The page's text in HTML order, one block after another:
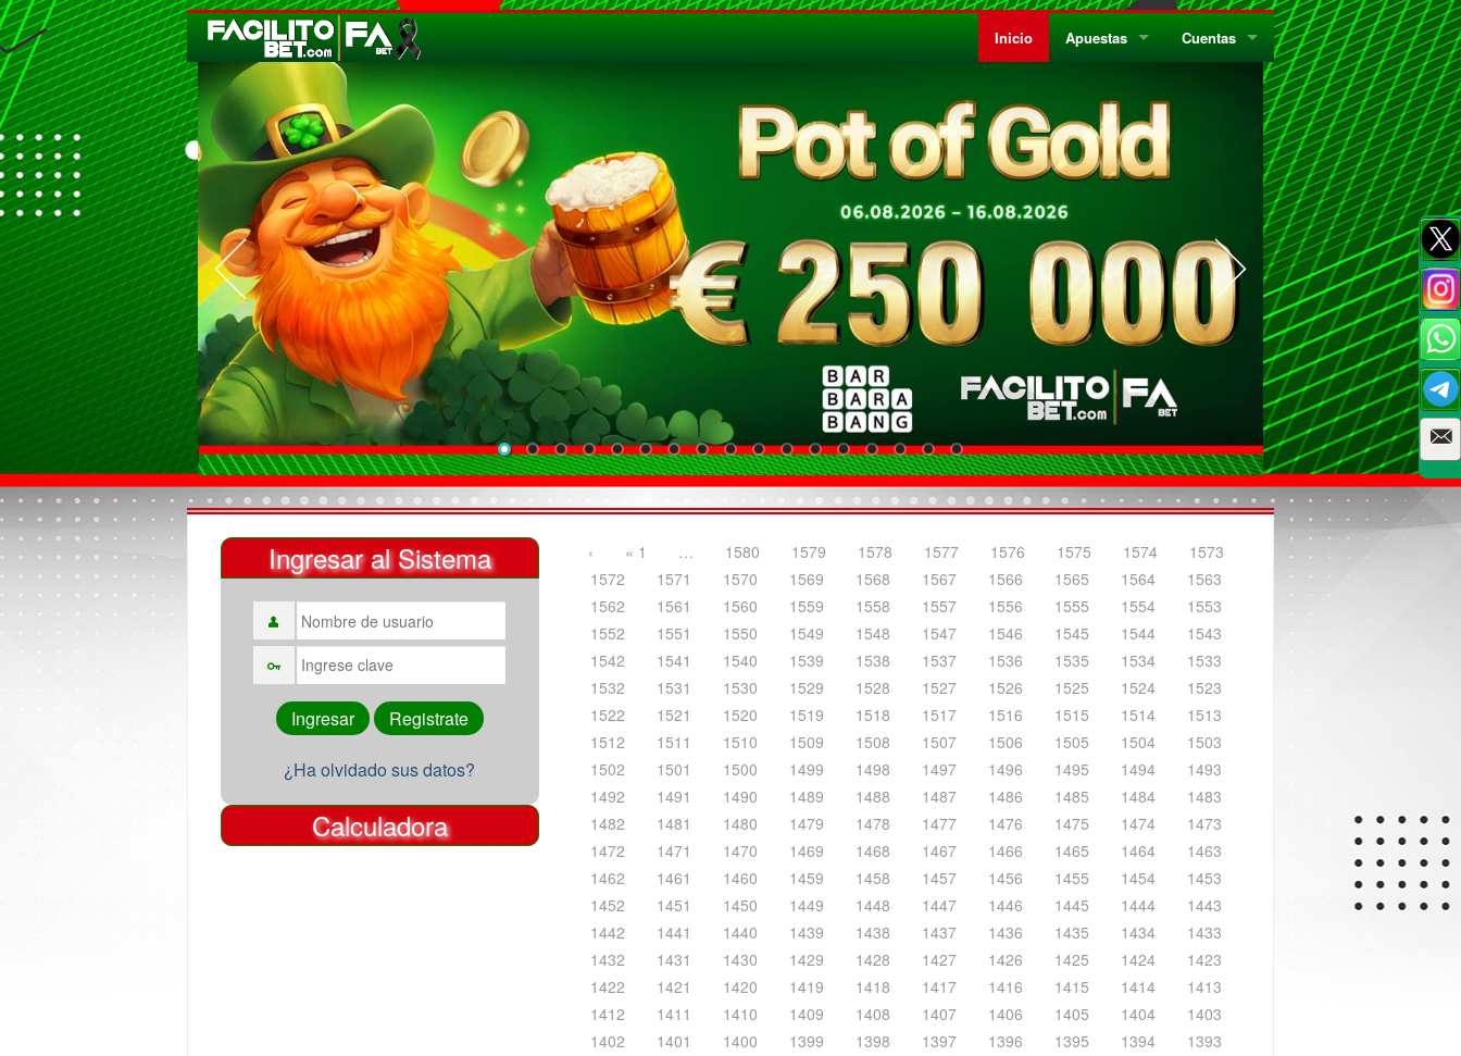
Inicio Apuestas
¿Qué es el Sistema Parley?
Privacidad
Como Jugar Bingo
Cuentas
Preguntas Frecuentes
Reglas Generales
Ingresar al Sistema
¿Ha olvidado sus datos?
Calculadora
‹ « 1 … 1580 1579 1578 1577 1576 1575 1574
1573
1572
1571 1570 1569 1568 1567 1566 1565 1564
1563
1562
1561 1560 1559 1558 1557 1556 1555 1554
1553
1552
1551 1550 1549 1548 1547 1546 1545 1544
1543
1542
1541 1540 1539 1538 1537 1536 1535 1534
1533
1532
1531 1530 1529 1528 1527 1526 1525 1524
1523
1522
1521 1520 1519 1518 1517 1516 1515 1514
1513
1512
1511 1510 1509 1508 1507 1506 1505 1504
1503
1502
1501 1500 1499 1498 1497 1496 1495 1494
1493
1492
1491 1490 1489 1488 1487 1486 1485 1484
1483
1482
1481 1480 1479 1478 1477 1476 1475 1474
1473
1472
1471 1470 1469 1468 1467 1466 1465 1464
1463
1462
1461 1460 1459 1458 1457 1456 1455 1454
1453
1452
1451 1450 1449 1448 1447 1446 1445 1444
1443
1442
1441 1440 1439 1438 1437 1436 1435 1434
1433
1432
1431 1430 1429 1428 1427 1426 1425 1424
1423
1422
1421 1420 1419 1418 1417 1416 1415 1414
1413
1412
1411 1410 1409 1408 1407 1406 1405 1404
1403
1402
1401 1400 1399 1398 1397 1396 1395 1394
1393